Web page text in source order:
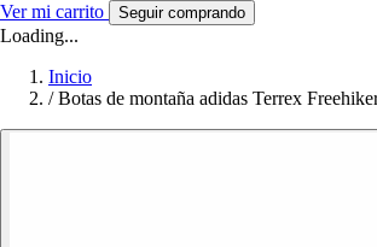
Ver mi carrito Seguir comprando
Loading...
Inicio
/ Botas de montaña adidas Terrex